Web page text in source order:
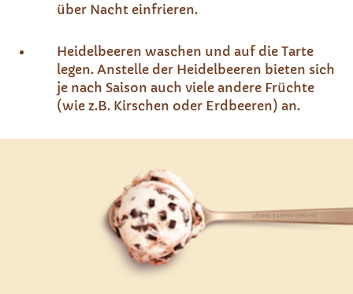
über Nacht einfrieren.
Heidelbeeren waschen und auf die Tarte
legen. Anstelle der Heidelbeeren bieten sich
je nach Saison auch viele andere Früchte
(wie z.B. Kirschen oder Erdbeeren) an.